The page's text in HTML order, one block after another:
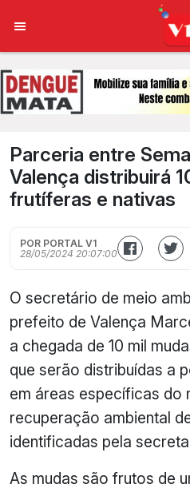
Parceria entre
Valença distribuirá
frutíferas e nativas
POR PORTAL V1
28/05/2024 20:07:00
O secretário de meio
prefeito de Valença
a chegada de 10 mil
que serão distribuídas a
em áreas específicas do
recuperação ambiental
identificadas pela
As mudas são frutos de